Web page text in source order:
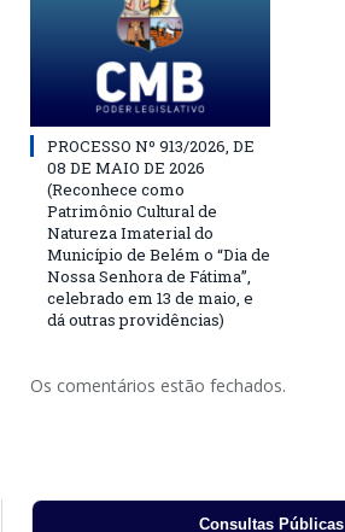
PROCESSO Nº 913/2026, DE
08 DE MAIO DE 2026
(Reconhece como
Patrimônio Cultural de
Natureza Imaterial do
Município de Belém o “Dia de
Nossa Senhora de Fátima”,
celebrado em 13 de maio, e
dá outras providências)
Os comentários estão fechados.
Consultas Públicas